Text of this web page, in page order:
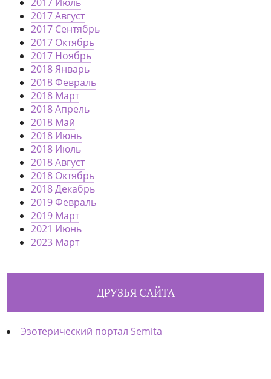
2017 Август
2017 Сентябрь
2017 Октябрь
2017 Ноябрь
2018 Январь
2018 Февраль
2018 Март
2018 Апрель
2018 Май
2018 Июнь
2018 Июль
2018 Август
2018 Октябрь
2018 Декабрь
2019 Февраль
2019 Март
2021 Июнь
2023 Март
ДРУЗЬЯ САЙТА
Эзотерический портал Semita